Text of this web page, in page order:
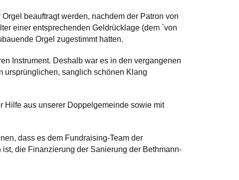
beauftragt werden, nachdem der Patron von
einer entsprechenden Geldrücklage (dem `von
Orgel zugestimmt hatten.
Instrument. Deshalb war es in den vergangenen
ursprünglichen, sanglich schönen Klang
Hilfe aus unserer Doppelgemeinde sowie mit
dass es dem Fundraising-Team der
die Finanzierung der Sanierung der Bethmann-